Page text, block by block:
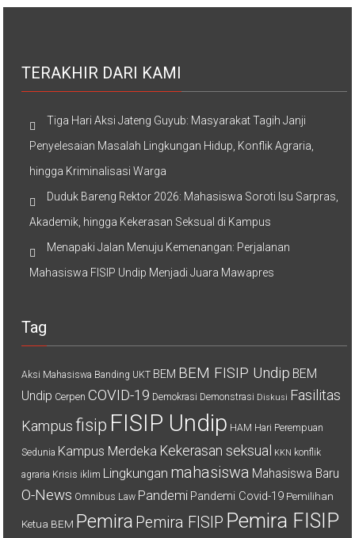
TERAKHIR DARI KAMI
Tiga Hari Aksi Jateng Guyub: Masyarakat Tagih Janji
Penyelesaian Masalah Lingkungan Hidup, Konflik Agraria,
hingga Kriminalisasi Warga
Duduk Bareng Rektor 2026: Mahasiswa Soroti Isu Sarpras,
Akademik, hingga Kekerasan Seksual di Kampus
Menapaki Jalan Menuju Kemenangan: Perjalanan
Mahasiswa FISIP Undip Menjadi Juara Mawapres
Tag
Aksi Mahasiswa Banding UKT BEM BEM FISIP Undip BEM
Undip Cerpen COVID-19 Demokrasi Demonstrasi Diskusi Fasilitas
Kampus fisip FISIP Undip HAM Hari Perempuan
Sedunia Kampus Merdeka Kekerasan seksual KKN konflik
agraria Krisis iklim Lingkungan mahasiswa Mahasiswa Baru
O-News Omnibus Law Pandemi Pandemi Covid-19 Pemilihan
Ketua BEM Pemira Pemira FISIP Pemira FISIP